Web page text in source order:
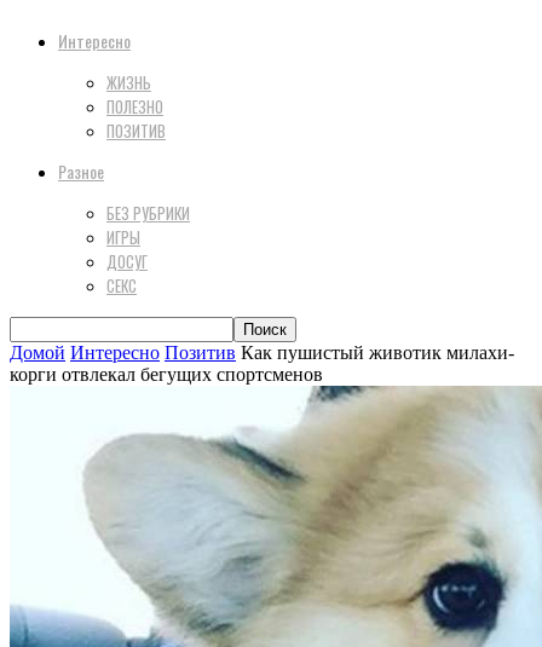
Интересно
ЖИЗНЬ
ПОЛЕЗНО
ПОЗИТИВ
Разное
БЕЗ РУБРИКИ
ИГРЫ
ДОСУГ
СЕКС
Домой Интересно Позитив Как пушистый животик милахи-
корги отвлекал бегущих спортсменов